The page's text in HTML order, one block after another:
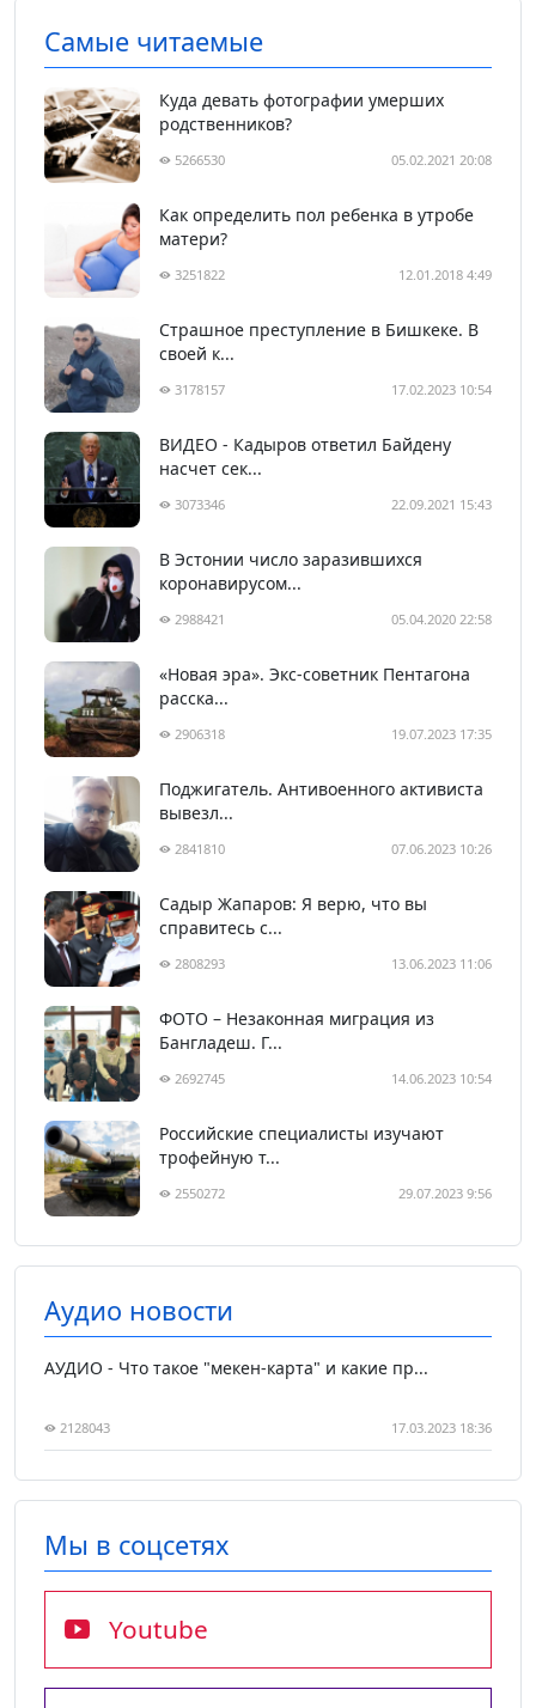
Самые читаемые
Куда девать фотографии умерших
родственников?
5266530 05.02.2021 20:08
Как определить пол ребенка в утробе
матери?
3251822 12.01.2018 4:49
Страшное преступление в Бишкеке. В
своей к...
3178157 17.02.2023 10:54
ВИДЕО - Кадыров ответил Байдену
насчет сек...
3073346 22.09.2021 15:43
В Эстонии число заразившихся
коронавирусом...
2988421 05.04.2020 22:58
«Новая эра». Экс-советник Пентагона
расска...
2906318 19.07.2023 17:35
Поджигатель. Антивоенного активиста
вывезл...
2841810 07.06.2023 10:26
Садыр Жапаров: Я верю, что вы
справитесь с...
2808293 13.06.2023 11:06
ФОТО – Незаконная миграция из
Бангладеш. Г...
2692745 14.06.2023 10:54
Российские специалисты изучают
трофейную т...
2550272 29.07.2023 9:56
Аудио новости
АУДИО - Что такое "мекен-карта" и какие пр...
2128043 17.03.2023 18:36
Мы в соцсетях
Youtube